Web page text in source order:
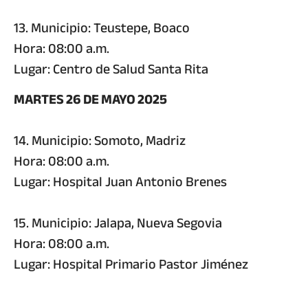
13. Municipio: Teustepe, Boaco
Hora: 08:00 a.m.
Lugar: Centro de Salud Santa Rita
MARTES 26 DE MAYO 2025
14. Municipio: Somoto, Madriz
Hora: 08:00 a.m.
Lugar: Hospital Juan Antonio Brenes
15. Municipio: Jalapa, Nueva Segovia
Hora: 08:00 a.m.
Lugar: Hospital Primario Pastor Jiménez